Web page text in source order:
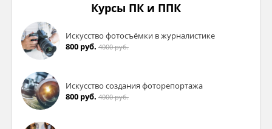
Курсы ПК и ППК
Искусство фотосъёмки в журналистике
800 руб. 4000 руб.
Искусство создания фоторепортажа
800 руб. 4000 руб.